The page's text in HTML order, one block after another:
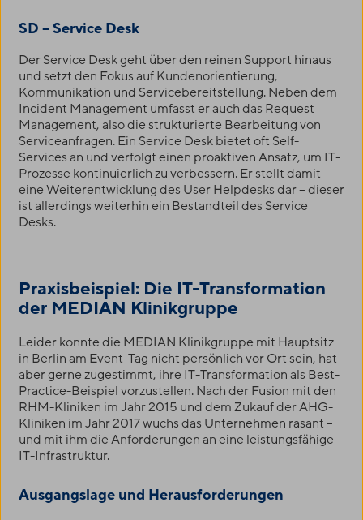
SD – Service Desk
Der Service Desk geht über den reinen Support hinaus
und setzt den Fokus auf Kundenorientierung,
Kommunikation und Servicebereitstellung. Neben dem
Incident Management umfasst er auch das Request
Management, also die strukturierte Bearbeitung von
Serviceanfragen. Ein Service Desk bietet oft Self-
Services an und verfolgt einen proaktiven Ansatz, um IT-
Prozesse kontinuierlich zu verbessern. Er stellt damit
eine Weiterentwicklung des User Helpdesks dar – dieser
ist allerdings weiterhin ein Bestandteil des Service
Desks.
Praxisbeispiel: Die IT-Transformation
der MEDIAN Klinikgruppe
Leider konnte die MEDIAN Klinikgruppe mit Hauptsitz
in Berlin am Event-Tag nicht persönlich vor Ort sein, hat
aber gerne zugestimmt, ihre IT-Transformation als Best-
Practice-Beispiel vorzustellen. Nach der Fusion mit den
RHM-Kliniken im Jahr 2015 und dem Zukauf der AHG-
Kliniken im Jahr 2017 wuchs das Unternehmen rasant –
und mit ihm die Anforderungen an eine leistungsfähige
IT-Infrastruktur.
Ausgangslage und Herausforderungen